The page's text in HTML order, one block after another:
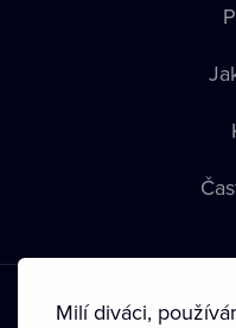
Milí diváci,